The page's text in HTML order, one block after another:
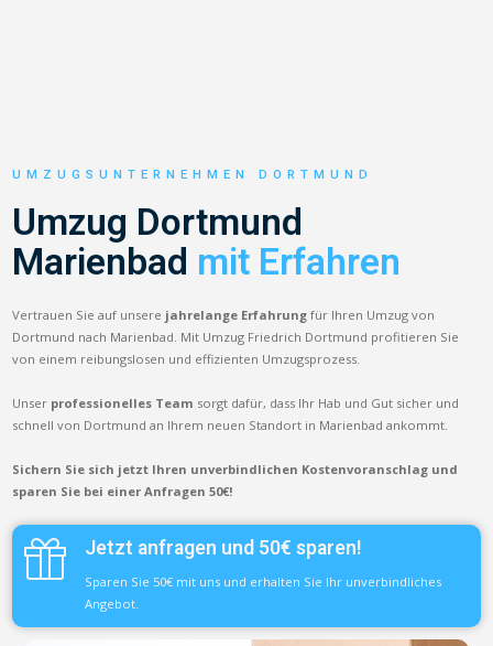
UMZUGSUNTERNEHMEN DORTMUND
Umzug Dortmund
Marienbad mit Erfahren
Vertrauen Sie auf unsere jahrelange Erfahrung für Ihren Umzug von
Dortmund nach Marienbad. Mit Umzug Friedrich Dortmund profitieren Sie
von einem reibungslosen und effizienten Umzugsprozess.
Unser professionelles Team sorgt dafür, dass Ihr Hab und Gut sicher und
schnell von Dortmund an Ihrem neuen Standort in Marienbad ankommt.
Sichern Sie sich jetzt Ihren unverbindlichen Kostenvoranschlag und
sparen Sie bei einer Anfragen 50€!
Jetzt anfragen und 50€ sparen!
Sparen Sie 50€ mit uns und erhalten Sie Ihr unverbindliches
Angebot.